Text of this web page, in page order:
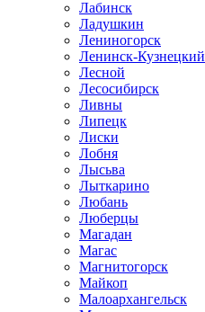
Лабинск
Ладушкин
Лениногорск
Ленинск-Кузнецкий
Лесной
Лесосибирск
Ливны
Липецк
Лиски
Лобня
Лысьва
Лыткарино
Любань
Люберцы
Магадан
Магас
Магнитогорск
Майкоп
Малоархангельск